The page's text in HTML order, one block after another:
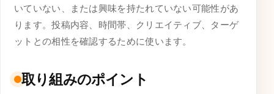
いていない、または興味を持たれていない可能性があ
ります。投稿内容、時間帯、クリエイティブ、ターゲ
ットとの相性を確認するために使います。
取り組みのポイント